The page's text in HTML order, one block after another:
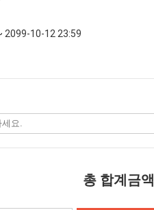
2099-10-12 23:59
총 합계금액